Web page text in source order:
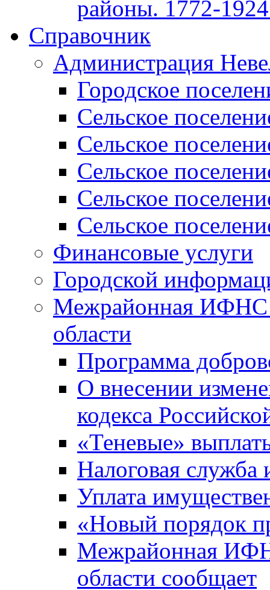
районы. 1772-1924
Справочник
Администрация
Городское
Сельское
Сельское
Сельское
Сельское
Сельское
Финансовые услуги
Городской
Межрайонная ИФНС
области
Программа
О внесении
кодекса
«Теневые»
Налоговая служба
Уплата
«Новый порядок
Межрайонная
области сообщает